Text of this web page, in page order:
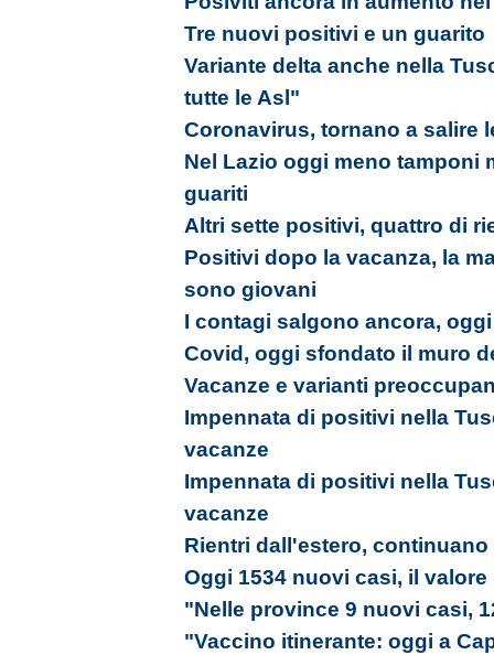
Tre nuovi positivi e un guarito
Variante delta anche nella
tutte le Asl"
Coronavirus, tornano a salire
Nel Lazio oggi meno tamponi
guariti
Altri sette positivi, quattro di
Positivi dopo la vacanza, la
sono giovani
I contagi salgono ancora,
Covid, oggi sfondato il muro
Vacanze e varianti
Impennata di positivi nella
vacanze
Impennata di positivi nella
vacanze
Rientri dall'estero,
Oggi 1534 nuovi casi, il
"Nelle province 9 nuovi casi,
"Vaccino itinerante: oggi a